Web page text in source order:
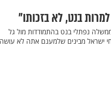
בנט, לא בזכותו"
נפתלי בנט בהתמודדות מול גל
ישראל מבינים שלמענם אתה לא עושה